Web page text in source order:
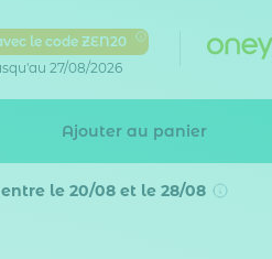
le code ZEN20
27/08/2026
Ajouter au panier
entre le 20/08 et le 28/08